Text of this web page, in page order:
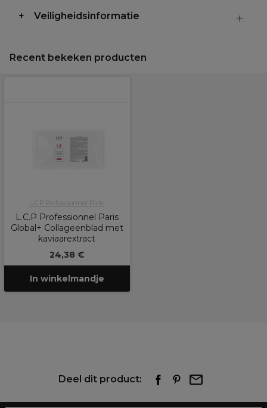
Veiligheidsinformatie
Recent bekeken producten
L.C.P Professionnel Paris
L.C.P Professionnel Paris
Global+ Collageenblad met
kaviaarextract
24,38 €
In winkelmandje
Deel dit product: